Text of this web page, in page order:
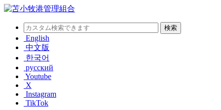
English
中文版
한국어
русский
Youtube
X
Instagram
TikTok